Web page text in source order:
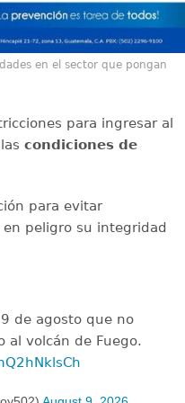
en el sector que pongan
para ingresar al
condiciones de
para evitar
peligro su integridad
de agosto que no
al volcán de Fuego.